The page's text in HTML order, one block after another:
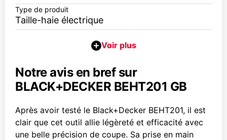
Type de produit
Taille-haie électrique
Notre avis en bref sur
BLACK+DECKER BEHT201 GB
Après avoir testé le Black+Decker BEHT201, il est
clair que cet outil allie légèreté et efficacité avec
une belle précision de coupe. Sa prise en main